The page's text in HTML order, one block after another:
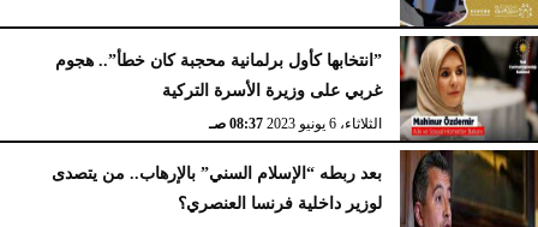
”انتخابها كأول برلمانية محجبة كان خطأ”.. هجوم
غربي على وزيرة الأسرة التركية
الثلاثاء، 6 يونيو 2023 08:37 صـ
بعد ربطه “الإسلام السني” بالإرهاب.. من يتصدى
لوزير داخلية فرنسا العنصري؟